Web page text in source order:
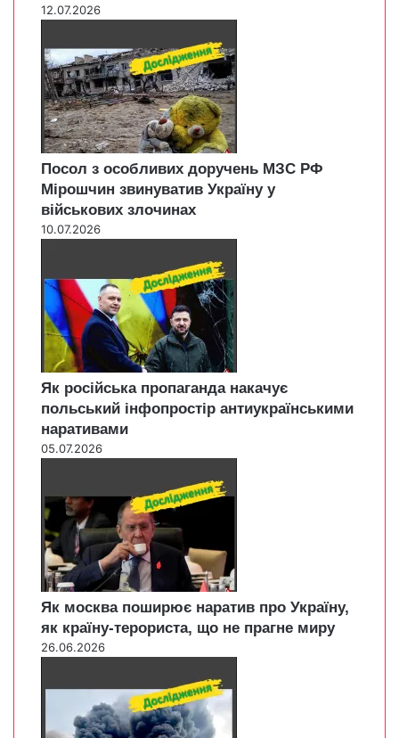
12.07.2026
Посол з особливих доручень МЗС РФ
Мірошчин звинуватив Україну у
військових злочинах
10.07.2026
Як російська пропаганда накачує
польський інфопростір антиукраїнськими
наративами
05.07.2026
Як москва поширює наратив про Україну,
як країну-терориста, що не прагне миру
26.06.2026